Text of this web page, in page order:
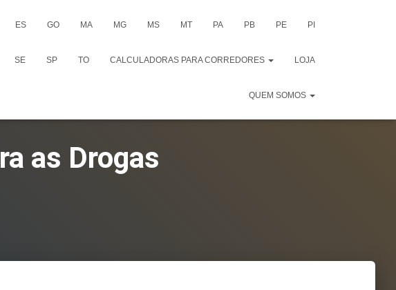
ES GO MA MG MS MT PA PB PE PI
SE SP TO CALCULADORAS PARA CORREDORES LOJA
QUEM SOMOS
as Drogas